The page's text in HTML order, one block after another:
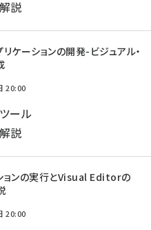
説
ケーションの開発-ビジュアル・
20:00
ール
説
ョンの実行とVisual Editorの
20:00